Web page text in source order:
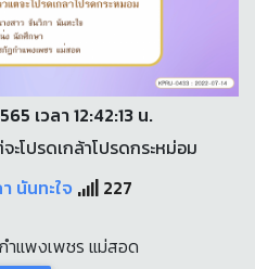
เวลา 12:42:13 น.
โปรดเกล้าโปรดกระหม่อม
นันทะใจ
227
ำแพงเพชร แม่สอด